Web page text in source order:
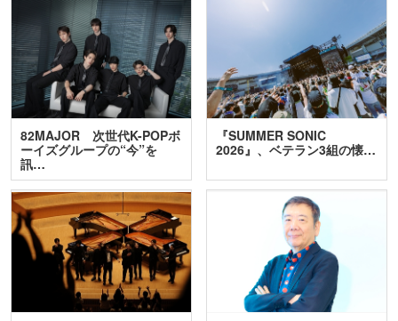
82MAJOR 次世代K-POPボ
ーイズグループの“今”を
訊…
『SUMMER SONIC
2026』、ベテラン3組の懐…